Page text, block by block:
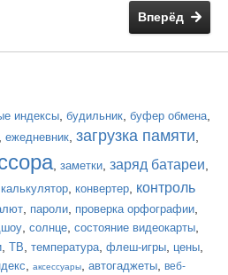
Вперёд
индексы будильник буфер обмена
ежедневник загрузка памяти
, заметки заряд батареи
калькулятор конвертер контроль
пароли проверка орфографии
солнце состояние видеокарты
ТВ температура флеш-игры цены
аксессуары автогаджеты веб-